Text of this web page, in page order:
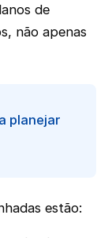
de
não apenas
planejar
estão: